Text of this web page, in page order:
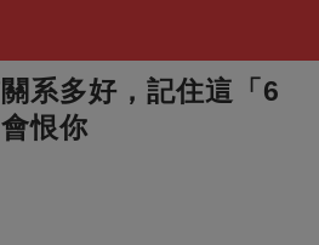
系多好，記住這「6
恨你